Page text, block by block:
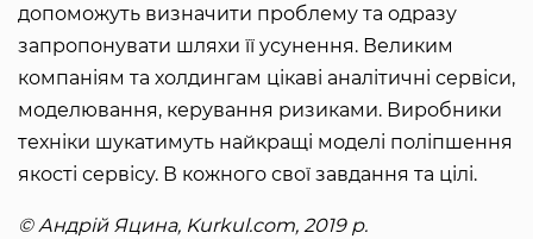
допоможуть визначити проблему та одразу
запропонувати шляхи її усунення. Великим
компаніям та холдингам цікаві аналітичні сервіси,
моделювання, керування ризиками. Виробники
техніки шукатимуть найкращі моделі поліпшення
якості сервісу. В кожного свої завдання та цілі.
© Андрій Яцина, Kurkul.com, 2019 р.